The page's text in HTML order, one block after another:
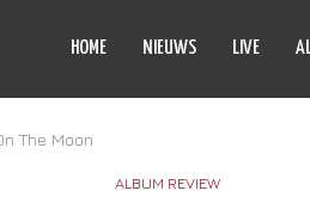
HOME NIEUWS LIVE
The Moon
ALBUM REVIEW